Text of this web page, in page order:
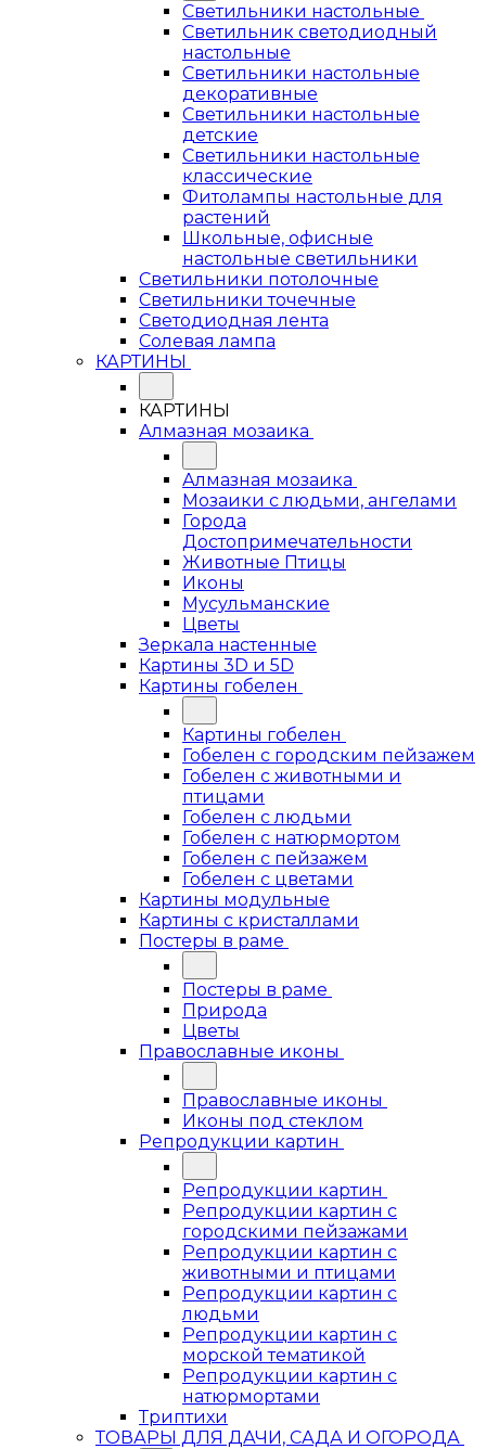
Светильники настольные
Светильник светодиодный
настольные
Светильники настольные
декоративные
Светильники настольные
детские
Светильники настольные
классические
Фитолампы настольные для
растений
Школьные, офисные
настольные светильники
Светильники потолочные
Светильники точечные
Светодиодная лента
Солевая лампа
КАРТИНЫ
КАРТИНЫ
Алмазная мозаика
Алмазная мозаика
Мозаики с людьми, ангелами
Города
Достопримечательности
Животные Птицы
Иконы
Мусульманские
Цветы
Зеркала настенные
Картины 3D и 5D
Картины гобелен
Картины гобелен
Гобелен с городским пейзажем
Гобелен с животными и
птицами
Гобелен с людьми
Гобелен с натюрмортом
Гобелен с пейзажем
Гобелен с цветами
Картины модульные
Картины с кристаллами
Постеры в раме
Постеры в раме
Природа
Цветы
Православные иконы
Православные иконы
Иконы под стеклом
Репродукции картин
Репродукции картин
Репродукции картин с
городскими пейзажами
Репродукции картин с
животными и птицами
Репродукции картин с
людьми
Репродукции картин с
морской тематикой
Репродукции картин с
натюрмортами
Триптихи
ТОВАРЫ ДЛЯ ДАЧИ, САДА И ОГОРОДА